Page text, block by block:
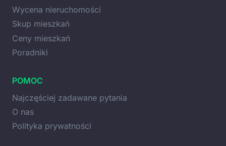
Wycena nieruchomości
Skup mieszkań
Ceny mieszkań
Poradniki
POMOC
Najczęściej zadawane pytania
O nas
Polityka prywatności